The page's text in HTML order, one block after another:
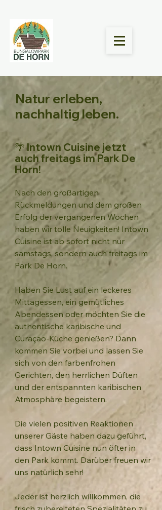
Natur erleben,
nachhaltig leben.
🌴 Intown Cuisine jetzt
auch freitags im Park De
Horn!
Nach den großartigen
Rückmeldungen und dem großen
Erfolg der vergangenen Wochen
haben wir tolle Neuigkeiten! Intown
Cuisine ist ab sofort nicht nur
samstags, sondern auch freitags im
Park De Horn.
Haben Sie Lust auf ein leckeres
Mittagessen, ein gemütliches
Abendessen oder möchten Sie die
authentische karibische und
Curaçao-Küche genießen? Dann
kommen Sie vorbei und lassen Sie
sich von den farbenfrohen
Gerichten, den herrlichen Düften
und der entspannten karibischen
Atmosphäre begeistern.
Die vielen positiven Reaktionen
unserer Gäste haben dazu geführt,
dass Intown Cuisine nun öfter in
den Park kommt. Darüber freuen wir
uns natürlich sehr!
Jeder ist herzlich willkommen, die